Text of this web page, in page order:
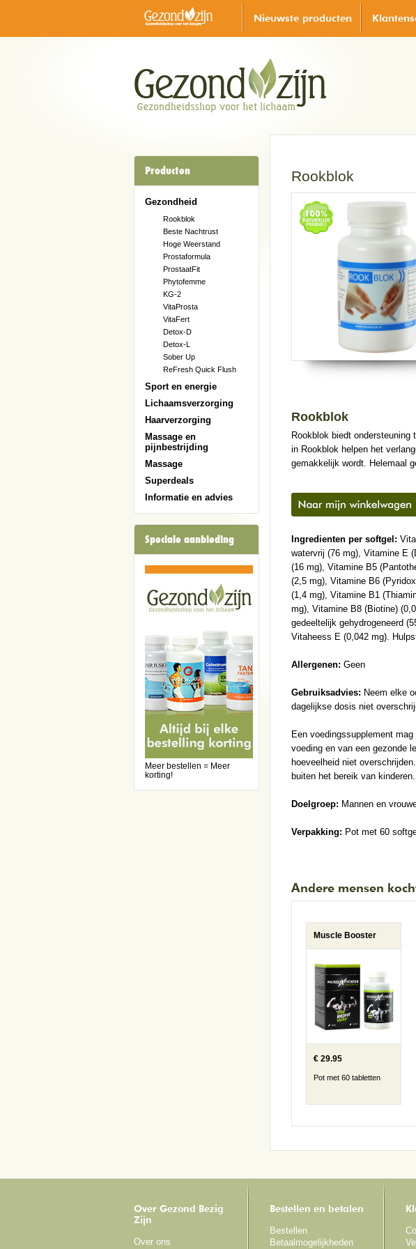
Nieuwste producten
Producten
Gezondheid
Rookblok
Beste Nachtrust
Hoge Weerstand
Prostaformula
ProstaatFit
Phytofemme
KG-2
VitaProsta
VitaFert
Detox-D
Detox-L
Sober Up
ReFresh Quick Flush
Sport en energie
Lichaamsverzorging
Haarverzorging
Massage en
pijnbestrijding
Massage
Superdeals
Informatie en advies
Speciale aanbieding
Meer bestellen = Meer
korting!
Rookblok
Rookblok
Rookblok biedt ondersteuning
in Rookblok helpen het
gemakkelijk wordt. Helemaal
Ingredienten per softgel:
watervrij (76 mg), Vitamine E
(16 mg), Vitamine B5
(2,5 mg), Vitamine B6
(1,4 mg), Vitamine B1
mg), Vitamine B8 (Biotine)
gedeeltelijk gehydrogeneerd
Vitaheess E (0,042 mg).
Allergenen: Geen
Gebruiksadvies: Neem elke
dagelijkse dosis niet
Een voedingssupplement
voeding en van een gezonde
hoeveelheid niet
buiten het bereik van kinderen.
Doelgroep: Mannen en
Verpakking: Pot met 60
Andere mensen
Muscle Booster
€ 29.95
Pot met 60 tabletten
Over Gezond Bezig
Zijn
Over ons
Bestellen en betalen
Bestellen
Betaalmogelijkheden